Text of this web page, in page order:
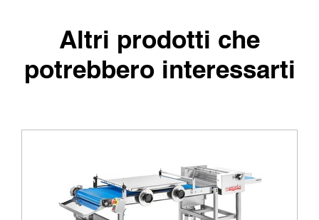
Altri prodotti che
potrebbero interessarti